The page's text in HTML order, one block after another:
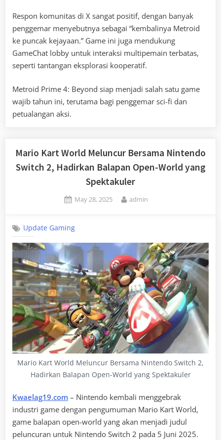
Respon komunitas di X sangat positif, dengan banyak
penggemar menyebutnya sebagai “kembalinya Metroid
ke puncak kejayaan.” Game ini juga mendukung
GameChat lobby untuk interaksi multipemain terbatas,
seperti tantangan eksplorasi kooperatif.
Metroid Prime 4: Beyond siap menjadi salah satu game
wajib tahun ini, terutama bagi penggemar sci-fi dan
petualangan aksi.
Mario Kart World Meluncur Bersama Nintendo
Switch 2, Hadirkan Balapan Open-World yang
Spektakuler
Posted
May 28, 2025 By
admin
Update Gaming
Mario Kart World Meluncur Bersama Nintendo Switch 2,
Hadirkan Balapan Open-World yang Spektakuler
Kwaelag19.com – Nintendo kembali menggebrak
industri game dengan pengumuman Mario Kart World,
game balapan open-world yang akan menjadi judul
peluncuran untuk Nintendo Switch 2 pada 5 Juni 2025.